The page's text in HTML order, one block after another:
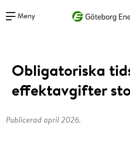
Meny
Obligatoriska
effektavgifter
Publicerad april 2026.